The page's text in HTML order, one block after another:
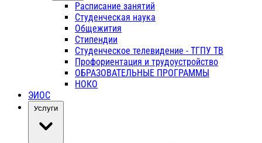
Расписание занятий
Студенческая наука
Общежития
Стипендии
Студенческое телевидение - ТГПУ ТВ
Профориентация и трудоустройство
ОБРАЗОВАТЕЛЬНЫЕ ПРОГРАММЫ
НОКО
ЭИОС
Услуги